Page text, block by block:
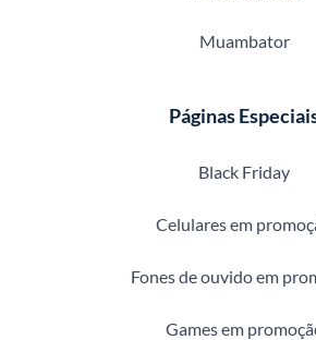
Muambator
Páginas
Black Friday
Celulares em
Fones de ouvido em
Games em